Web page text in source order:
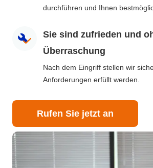
durchführen und Ihnen
Sie sind zufrieden und
Überraschung
Nach dem Eingriff stellen wir
Anforderungen erfüllt werden.
Rufen Sie jetzt an